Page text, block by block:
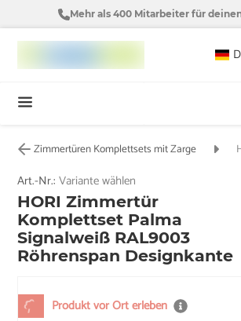
Mehr als 400 Mitarbeiter für
Zimmertüren Komplettsets mit Zarge
Produkt vor Ort erleben
Art.-Nr.:Variante wählen
HORI Zimmertür
Komplettset Palma
Signalweiß RAL9003
Röhrenspan Designkante